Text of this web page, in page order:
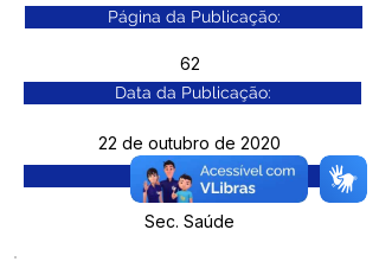
Página da Publicação:
62
Data da Publicação:
22 de outubro de 2020
Órgão:
Sec. Saúde